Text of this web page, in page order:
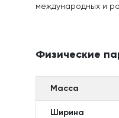
международных и
Физические
Масса
Ширина